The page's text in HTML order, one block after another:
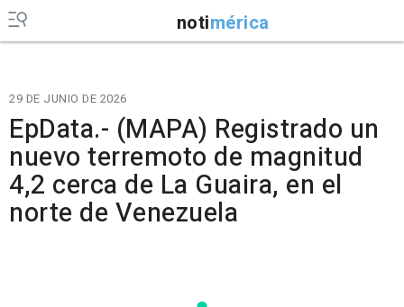
notimérica
29 DE JUNIO DE 2026
EpData.- (MAPA) Registrado un
nuevo terremoto de magnitud
4,2 cerca de La Guaira, en el
norte de Venezuela